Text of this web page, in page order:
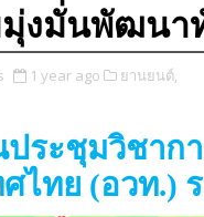
งมั่นพัฒนา
1 year ago ยานยนต์,
ประชุมวิชาก
ศไทย (อวท.)